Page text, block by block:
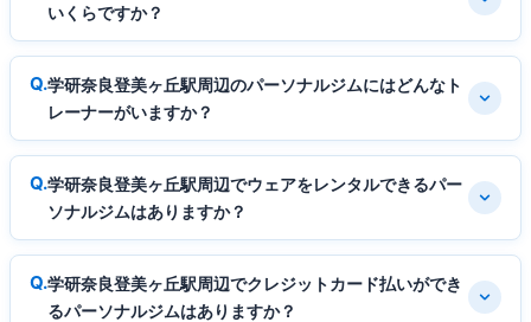
いくらですか？
学研奈良登美ヶ丘駅周辺のパーソナルジムにはどんなト
レーナーがいますか？
学研奈良登美ヶ丘駅周辺でウェアをレンタルできるパー
ソナルジムはありますか？
学研奈良登美ヶ丘駅周辺でクレジットカード払いができ
るパーソナルジムはありますか？